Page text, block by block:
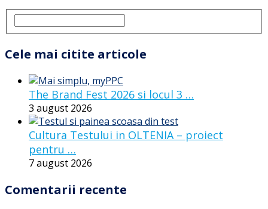
Cele mai citite articole
The Brand Fest 2026 si locul 3 …
3 august 2026
Cultura Testului in OLTENIA – proiect
pentru …
7 august 2026
Comentarii recente